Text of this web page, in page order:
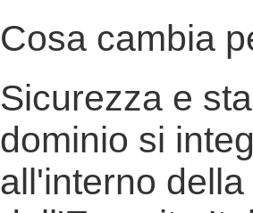
Cosa cambia
Sicurezza e
dominio si
all'interno